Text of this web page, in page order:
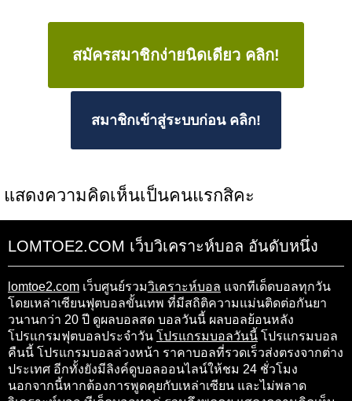
สมัครสมาชิกง่ายนิดเดียว คลิก!
สมาชิกเข้าสู่ระบบก่อน คลิก!
แสดงความคิดเห็นเป็นคนแรกสิคะ
LOMTOE2.COM เว็บวิเคราะห์บอล อันดับหนึ่ง
lomtoe2.com เว็บศูนย์รวมวิเคราะห์บอล แจกทีเด็ดบอลทุกวัน
โดยเหล่าเซียนฟุตบอลขั้นเทพ ที่มีสถิติความแม่นติดต่อกันยา
วนานกว่า 20 ปี ดูผลบอลสด บอลวันนี้ ผลบอลย้อนหลัง
โปรแกรมฟุตบอลประจำวัน โปรแกรมบอลวันนี้ โปรแกรมบอล
คืนนี้ โปรแกรมบอลล่วงหน้า ราคาบอลที่รวดเร็วส่งตรงจากต่าง
ประเทศ อีกทั้งยังมีลิงค์ดูบอลออนไลน์ให้ชม 24 ชั่วโมง
นอกจากนี้หากต้องการพูดคุยกับเหล่าเซียน และไม่พลาด